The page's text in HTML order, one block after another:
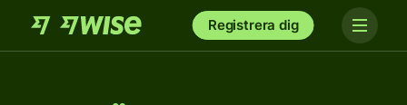
Registrera dig